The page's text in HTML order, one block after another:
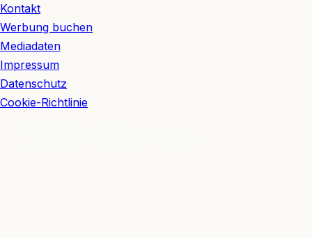
Kontakt
Werbung buchen
Mediadaten
Impressum
Datenschutz
Cookie-Richtlinie